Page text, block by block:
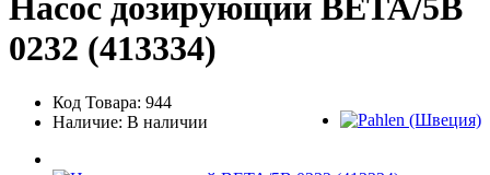
Насос дозирующий BETA/5B
0232 (413334)
Код Товара: 944
Наличие: В наличии